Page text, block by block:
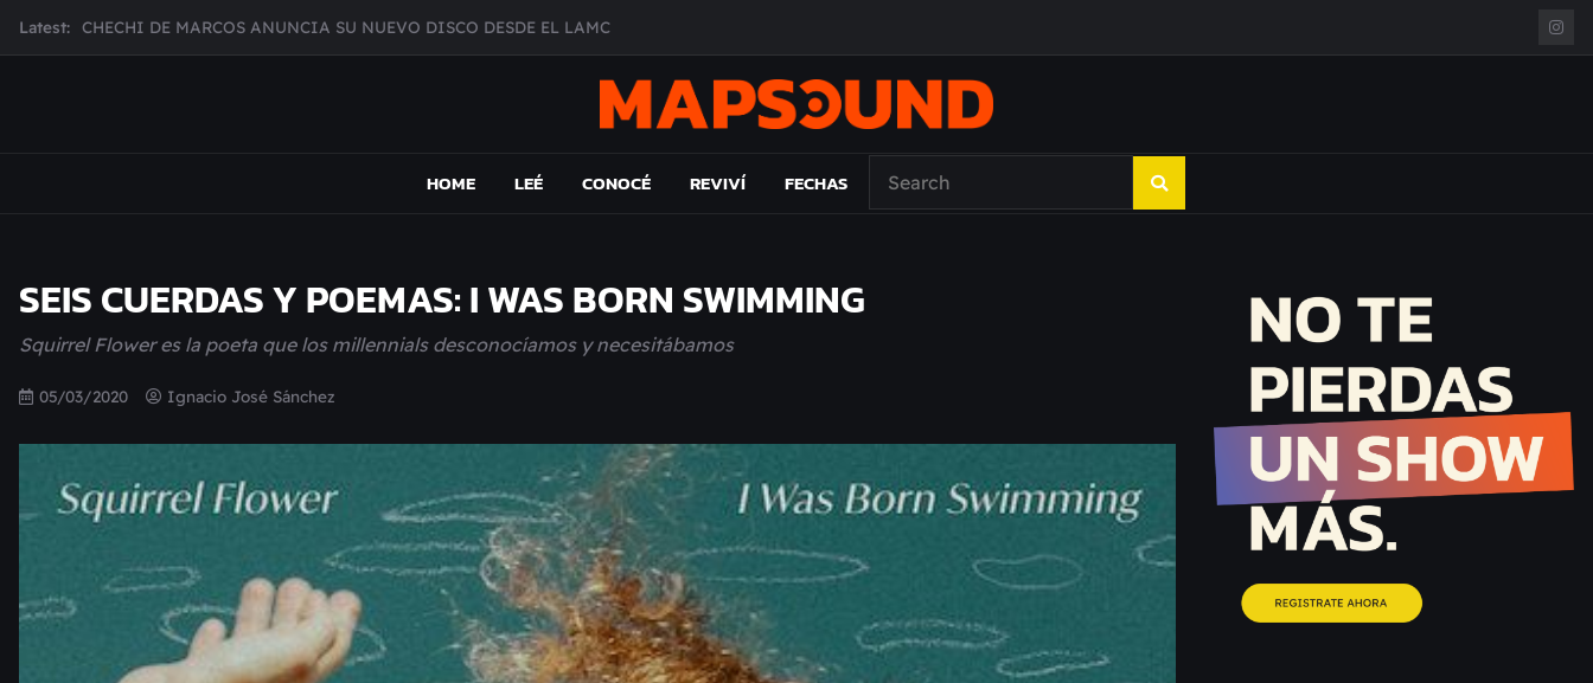
Latest:
MUJER CEBRA PRESENTA INHIBIDOR, UNA FOTOGRAFÍA DE ÉPOCA EN FORMA DE DISCO
HOME LEÉ CONOCÉ REVIVÍ FECHAS
SEIS CUERDAS Y POEMAS: I WAS BORN SWIMMING
Squirrel Flower es la poeta que los millennials desconocíamos y necesitábamos
05/03/2020 Ignacio José Sánchez